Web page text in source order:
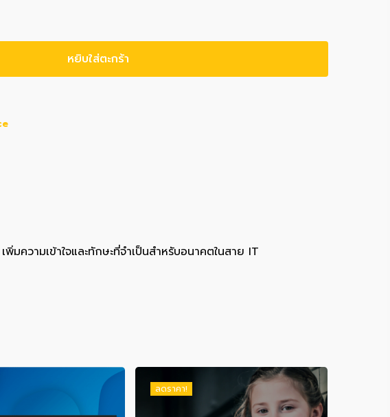
หยิบใส่ตะกร้า
ความเข้าใจและทักษะที่จำเป็นสำหรับอนาคตในสาย IT
ลดราคา!